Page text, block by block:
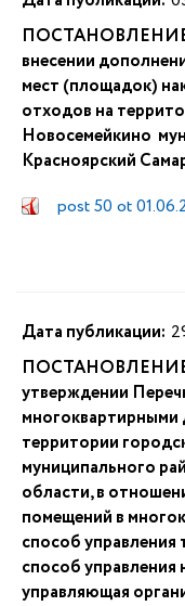
ПОСТАНОВЛЕНИЕ
внесении
мест (площадок)
отходов на
Новосемейкино
Красноярский
post 50 ot
Дата публикации:
ПОСТАНОВЛЕНИЕ
утверждении
территории
муниципального
области, в
помещений в
способ
способ управления
управляющая